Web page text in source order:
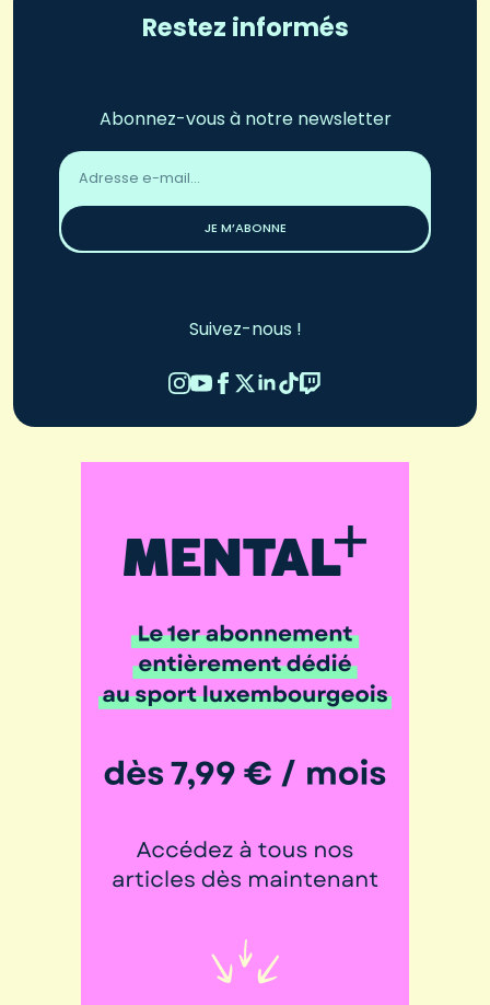
Restez informés
Abonnez-vous à notre newsletter
Adresse
email
JE M’ABONNE
Suivez-nous !